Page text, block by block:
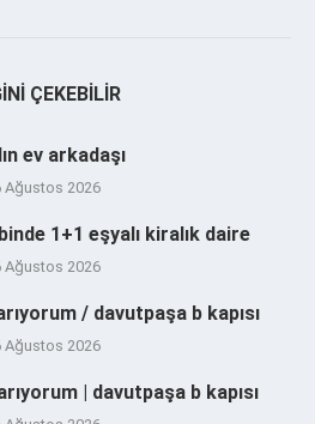
ÇEKEBILIR
ev arkadaşı
Ağustos 2026
1+1 eşyalı kiralık daire
Ağustos 2026
/ davutpaşa b kapısı
Ağustos 2026
| davutpaşa b kapısı